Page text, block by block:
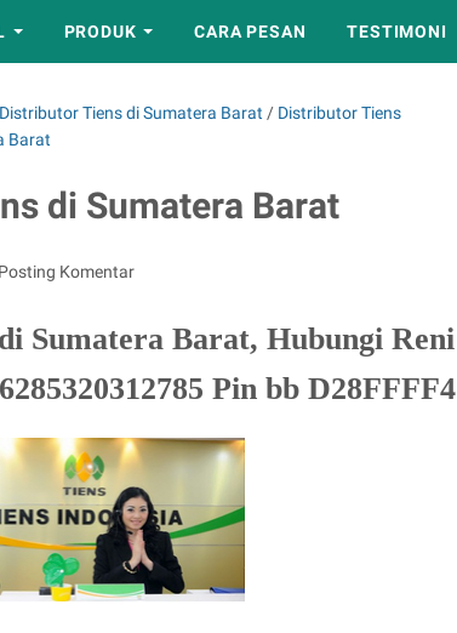
PRODUK CARA PESAN TESTIMONI
Tiens di Sumatera Barat / Distributor Tiens
Barat
di Sumatera Barat
Posting Komentar
Sumatera Barat, Hubungi Reni
Pin bb D28FFFF4